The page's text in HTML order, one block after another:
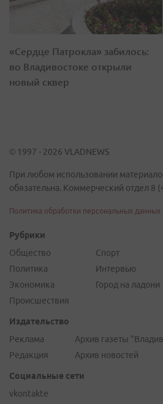
«Сердце Патрокла» забилось:
во Владивостоке открыли
новый сквер
© 1997 - 2026 VLADNEWS
При любом использовании
обязательна. Коммерческий отдел 8
Политика обработки персональных данных
Рубрики
Общество
Политика
Экономика
Происшествия
Спорт
Интервью
Город на ладони
Издательство
Реклама
Редакция
Архив газеты
Архив новостей
Социальные сети
vkontakte